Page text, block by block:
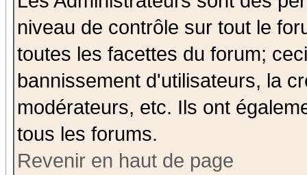
niveau de contrôle sur tout le
toutes les facettes du forum;
bannissement d'utilisateurs, la
modérateurs, etc. Ils ont
tous les forums.
Revenir en haut de page